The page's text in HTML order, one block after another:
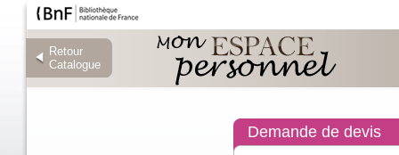
Retour
Catalogue
Retour
Catalogue
Demande de devis